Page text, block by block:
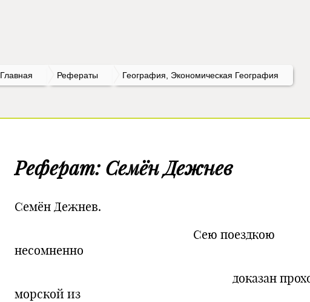
Главная Рефераты География, Экономическая География
Реферат: Семён Дежнев
Семён Дежнев.
Сею поездкою
несомненно
доказан
морской из